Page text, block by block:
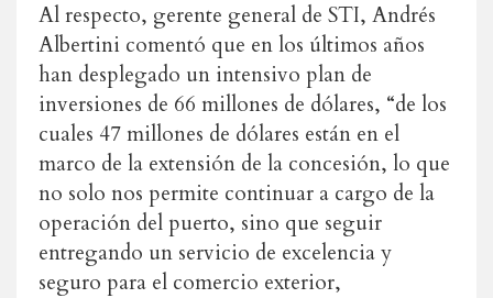
Al respecto, gerente general de STI, Andrés
Albertini comentó que en los últimos años
han desplegado un intensivo plan de
inversiones de 66 millones de dólares, “de los
cuales 47 millones de dólares están en el
marco de la extensión de la concesión, lo que
no solo nos permite continuar a cargo de la
operación del puerto, sino que seguir
entregando un servicio de excelencia y
seguro para el comercio exterior,